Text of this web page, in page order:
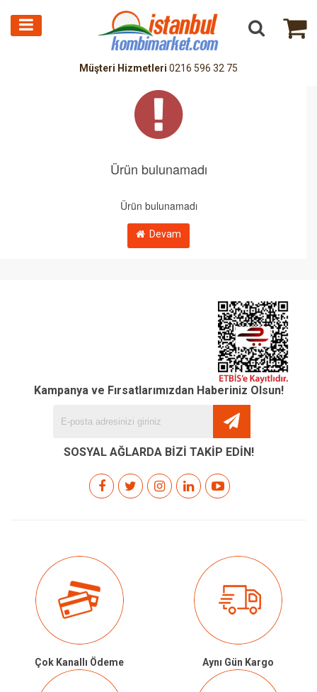
Müşteri Hizmetleri 0216 596 32 75
Ürün bulunamadı
Ürün bulunamadı
Devam
Kampanya ve Fırsatlarımızdan Haberiniz Olsun!
SOSYAL AĞLARDA BİZİ TAKİP EDİN!
Çok Kanallı Ödeme Aynı Gün Kargo